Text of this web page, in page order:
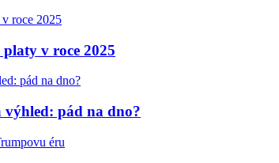
v roce 2025
výhled: pád na dno?